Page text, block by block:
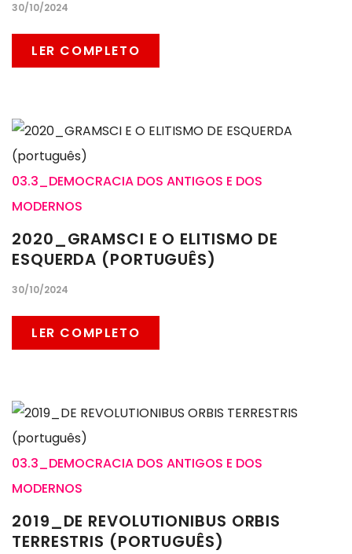
30/10/2024
LER COMPLETO
03.3_DEMOCRACIA DOS ANTIGOS E DOS
MODERNOS
2020_GRAMSCI E O ELITISMO DE
ESQUERDA (PORTUGUÊS)
30/10/2024
LER COMPLETO
03.3_DEMOCRACIA DOS ANTIGOS E DOS
MODERNOS
2019_DE REVOLUTIONIBUS ORBIS
TERRESTRIS (PORTUGUÊS)